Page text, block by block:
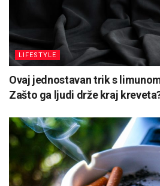
LIFESTYLE
Ovaj jednostavan trik s
Zašto ga ljudi drže kraj